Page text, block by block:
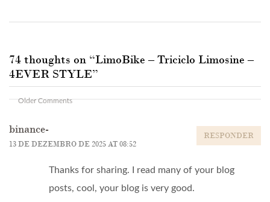
74 thoughts on “LimoBike – Triciclo Limosine –
4EVER STYLE”
Comment
Older Comments
binance-
13 DE DEZEMBRO DE 2025 AT 08:52
RESPONDER
Thanks for sharing. I read many of your blog
posts, cool, your blog is very good.